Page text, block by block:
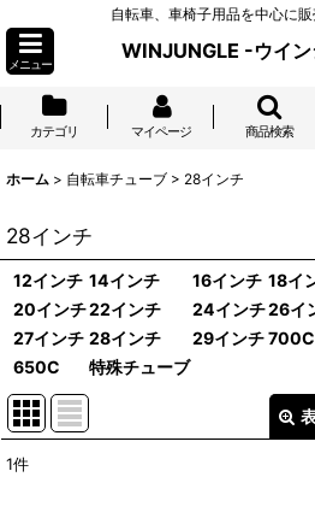
自転車、車椅子用品を中心に販
メニュー
WINJUNGLE -ウイ
カテゴリ マイページ 商品検索
ホーム > 自転車チューブ > 28インチ
28インチ
12インチ 14インチ 16インチ 18イ
20インチ22インチ 24インチ26イ
27インチ 28インチ 29インチ700C
650C
特殊チューブ
1件